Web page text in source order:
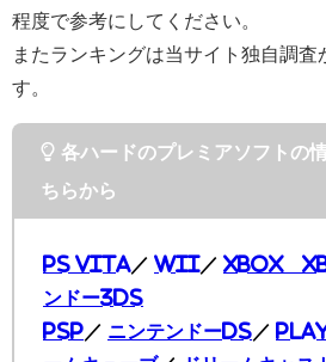
程度で参考にしてください。
またランキングは当サイト独自調査
す。
各ハードのプレミアソフトの
ちらから
PS Vita ／ Wii／ XBOX
ンドー3DS
PSP ／ ニンテンドーDS ／